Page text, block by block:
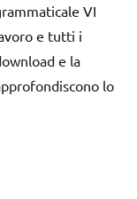
VI
e tutti i
e la
lo